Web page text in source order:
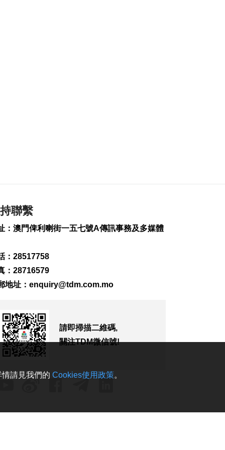
務
2026-08-09 16:44
日長野縣泥石流致道
路無法通行 料約390
人被困
聯繫
：澳門俾利喇街一五七號A傳訊事務及多媒體
：28517758
：28716579
地址： enquiry@tdm.com.mo
請即掃描二維碼,
關注TDM微信號!
請見我們的 Cookies使用政策。